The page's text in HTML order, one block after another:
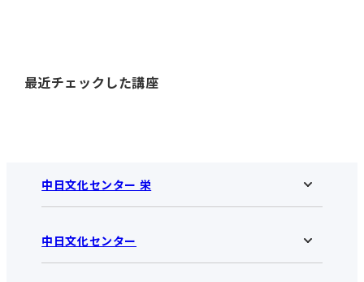
最近チェックした講座
中日文化センター 栄
中日文化センター 栄HOME
お知らせ
中日文化センター